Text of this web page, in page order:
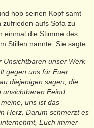
hob seinen Kopf samt
aufs Sofa zu
einmal die Stimme des
Stillen nannte. Sie sagte:
Unsichtbaren unser Werk
gegen uns für Euer
diejenigen sagen, die
unsichtbaren Feind
uns ist das
Herz. Darum schmerzt es
Euch immer